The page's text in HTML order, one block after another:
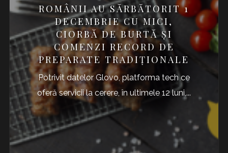
ROMÂNII AU SĂRBĂTORIT 1
DECEMBRIE CU MICI,
CIORBĂ DE BURTĂ ȘI
COMENZI RECORD DE
PREPARATE TRADIȚIONALE
Potrivit datelor Glovo, platforma tech ce
oferă servicii la cerere, în ultimele 12 luni,...